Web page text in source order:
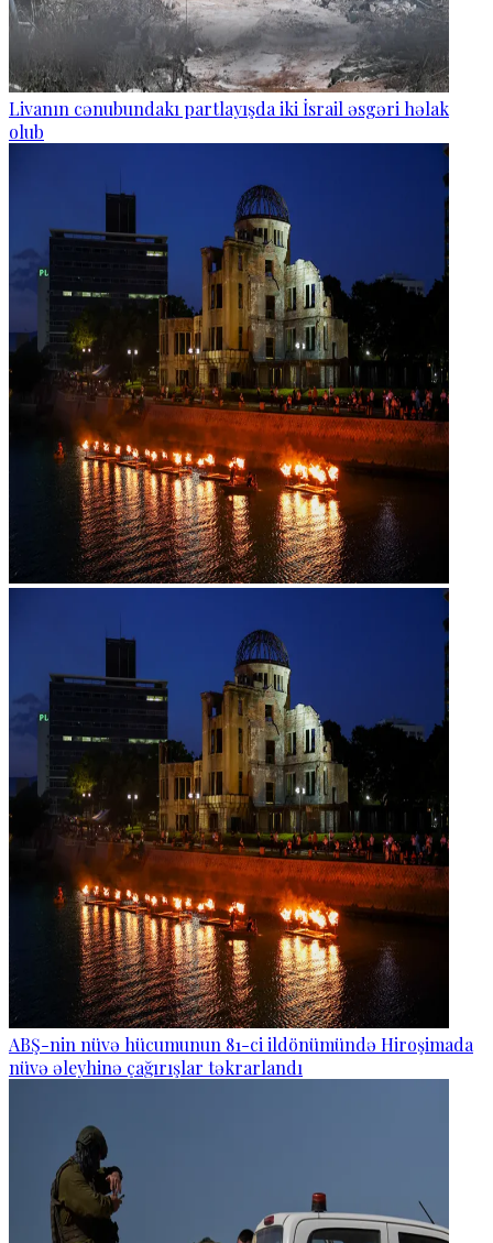
Livanın cənubundakı partlayışda iki İsrail əsgəri həlak
olub
ABŞ-nin nüvə hücumunun 81-ci ildönümündə Hiroşimada
nüvə əleyhinə çağırışlar təkrarlandı